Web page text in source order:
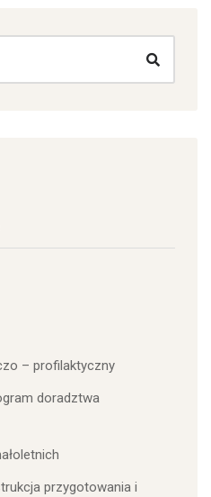
– profilaktyczny
doradztwa
przygotowania i